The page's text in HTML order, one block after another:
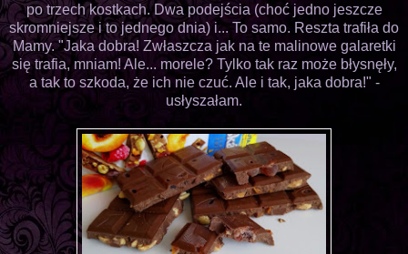
po trzech kostkach. Dwa podejścia (choć jedno jeszcze
skromniejsze i to jednego dnia) i... To samo. Reszta trafiła do
Mamy. "Jaka dobra! Zwłaszcza jak na te malinowe galaretki
się trafia, mniam! Ale... morele? Tylko tak raz może błysnęły,
a tak to szkoda, że ich nie czuć. Ale i tak, jaka dobra!" -
usłyszałam.